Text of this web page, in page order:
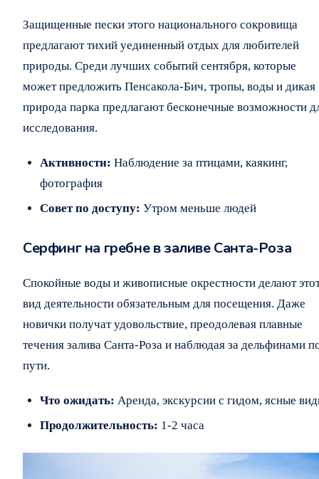
Защищенные пески этого национального сокровища
предлагают тихий уединенный отдых для любителей
природы. Среди лучших событий сентября, которые
может предложить Пенсакола-Бич, тропы, воды и дикая
природа парка предлагают бесконечные возможности
исследования.
Активности: Наблюдение за птицами, каякинг,
фотография
Совет по доступу: Утром меньше людей
Серфинг на гребне в заливе Санта-Роза
Спокойные воды и живописные окрестности делают
вид деятельности обязательным для посещения. Даже
новички получат удовольствие, преодолевая плавные
течения залива Санта-Роза и наблюдая за дельфинами
пути.
Что ожидать: Аренда, экскурсии с гидом, ясные
Продолжительность: 1-2 часа